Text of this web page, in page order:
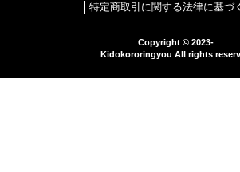
特定商取引に関する法律に基づ
Copyright © 2023-
Kidokororingyou All rights